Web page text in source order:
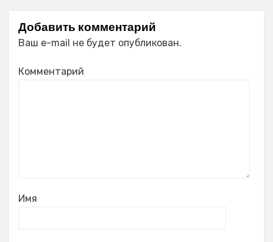
Добавить комментарий
Ваш e-mail не будет опубликован.
Комментарий
Имя